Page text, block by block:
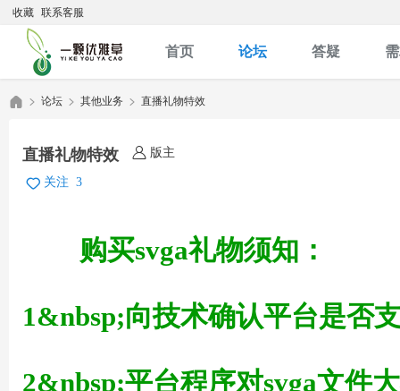
收藏 联系客服
首页 论坛 答疑
»
论坛 其他业务 直播礼物特效
直播礼物特效 版主
关注 3
购买svga礼物须知：
1&nbsp;向技术确认平台是否
2&nbsp;平台程序对svga文件